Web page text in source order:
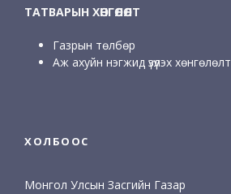
ТАТВАРЫН ХӨНГӨЛӨЛТ
Газрын төлбөр
Аж ахуйн нэгжид үзүүлэх хөнгөлөлт
ХОЛБООС
Монгол Улсын Засгийн Газар